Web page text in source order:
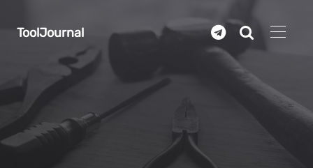
ToolJournal